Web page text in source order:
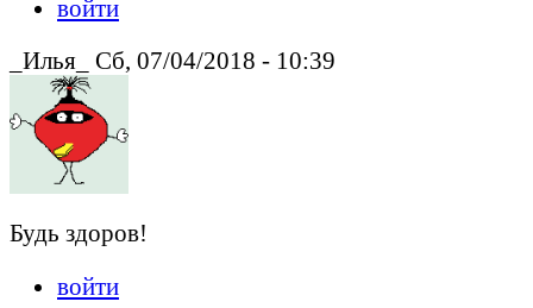
войти
_Илья_ Сб, 07/04/2018 - 10:39
Будь здоров!
войти